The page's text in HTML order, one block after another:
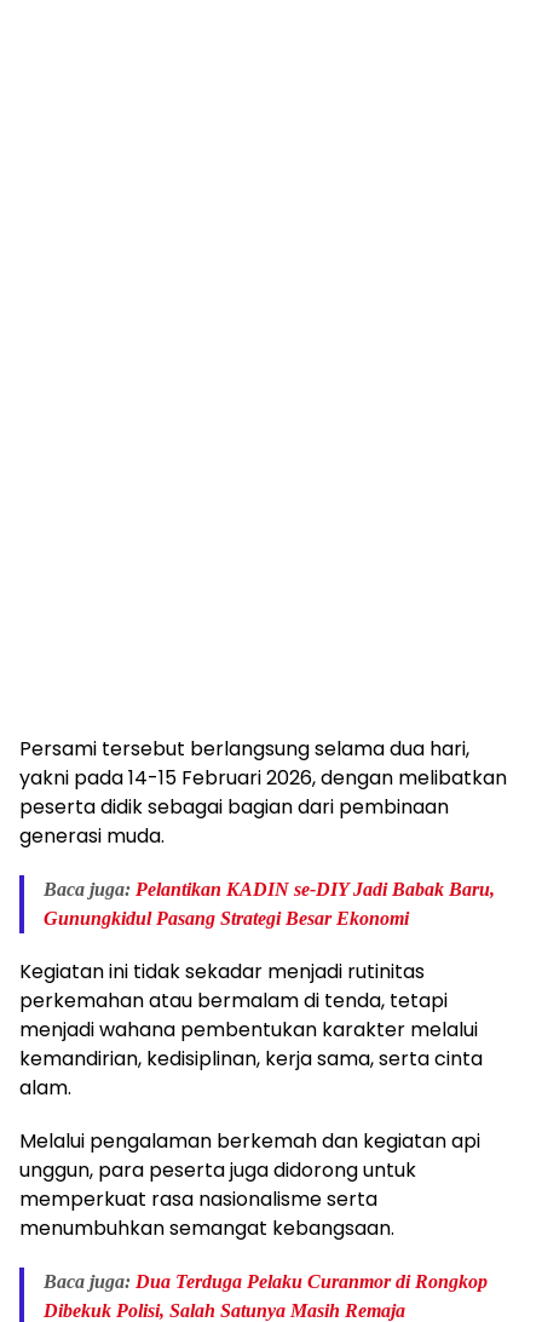
Persami tersebut berlangsung selama dua hari,
yakni pada 14-15 Februari 2026, dengan melibatkan
peserta didik sebagai bagian dari pembinaan
generasi muda.
Baca juga: Pelantikan KADIN se-DIY Jadi Babak Baru,
Gunungkidul Pasang Strategi Besar Ekonomi
Kegiatan ini tidak sekadar menjadi rutinitas
perkemahan atau bermalam di tenda, tetapi
menjadi wahana pembentukan karakter melalui
kemandirian, kedisiplinan, kerja sama, serta cinta
alam.
Melalui pengalaman berkemah dan kegiatan api
unggun, para peserta juga didorong untuk
memperkuat rasa nasionalisme serta
menumbuhkan semangat kebangsaan.
Baca juga: Dua Terduga Pelaku Curanmor di Rongkop
Dibekuk Polisi, Salah Satunya Masih Remaja